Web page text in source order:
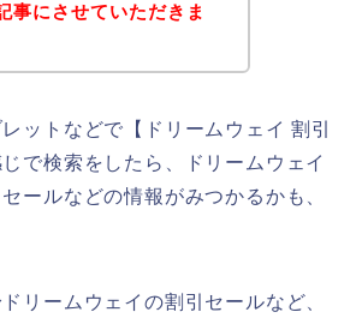
事にさせていただきま
ットなどで【ドリームウェイ 割引
で検索をしたら、ドリームウェイ
ールなどの情報がみつかるかも、
リームウェイの割引セールなど、